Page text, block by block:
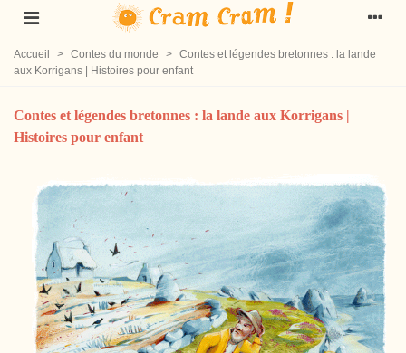
Accueil > Contes du monde > Contes et légendes bretonnes : la lande
aux Korrigans | Histoires pour enfant
Contes et légendes bretonnes : la lande aux Korrigans |
Histoires pour enfant